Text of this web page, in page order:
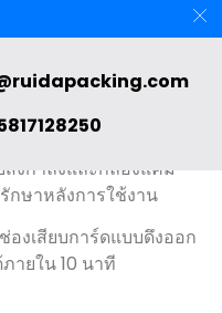
ความแม่นยำในการดึง
ยุด
งกำลังและกล่องแคม
กษาหลังการใช้งาน
งเสียบการ์ดแบบดึงออก
ายใน 10 นาที